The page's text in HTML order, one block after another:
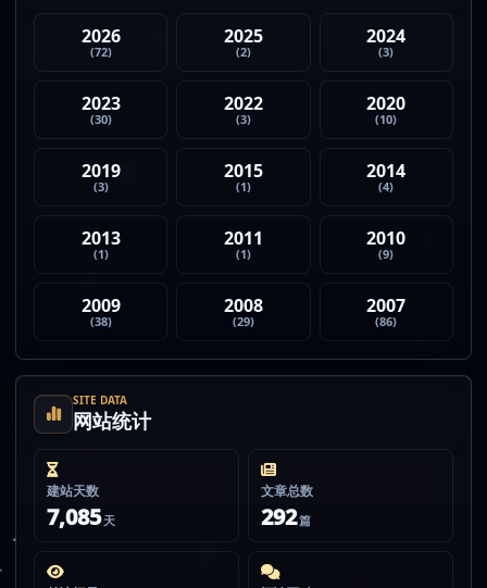
2026
(72)
2025
(2)
2024
(3)
2023
(30)
2022
(3)
2020
(10)
2019
(3)
2015
(1)
2014
(4)
2013
(1)
2011
(1)
2010
(9)
2009
(38)
2008
(29)
2007
(86)
SITE DATA
网站统计
建站天数
7,085 天
文章总数
292篇